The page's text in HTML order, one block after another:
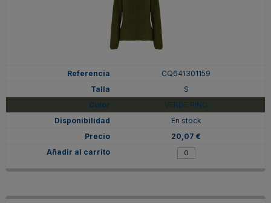
CQ641301159
S
VERDE PINO
En stock
20,07 €